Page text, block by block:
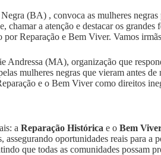
(BA) , convoca as mulheres
a atenção e destacar os
Reparação e Bem Viver. Vamos
(MA), organização que
mulheres negras que vieram antes
e o Bem Viver como direitos
a Reparação Histórica e o Bem
assegurando oportunidades reais
que todas as comunidades possam